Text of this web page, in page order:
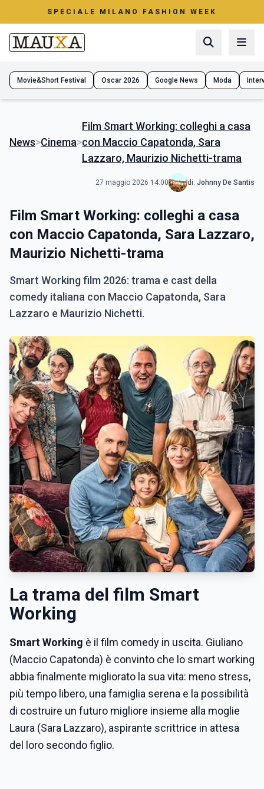
SPECIALE MILANO FASHION WEEK
Movie&Short Festival Oscar 2026 Google News Moda
News>Cinema>
Film Smart Working: colleghi a casa
con Maccio Capatonda, Sara
Lazzaro, Maurizio Nichetti-trama
27 maggio 2026 14:00 di: Johnny De Santis
Film Smart Working: colleghi a casa
con Maccio Capatonda, Sara Lazzaro,
Maurizio Nichetti-trama
Smart Working film 2026: trama e cast della
comedy italiana con Maccio Capatonda, Sara
Lazzaro e Maurizio Nichetti.
La trama del film Smart
Working
Smart Working è il film comedy in uscita. Giuliano
(Maccio Capatonda) è convinto che lo smart working
abbia finalmente migliorato la sua vita: meno stress,
più tempo libero, una famiglia serena e la possibilità
di costruire un futuro migliore insieme alla moglie
Laura (Sara Lazzaro), aspirante scrittrice in attesa
del loro secondo figlio.